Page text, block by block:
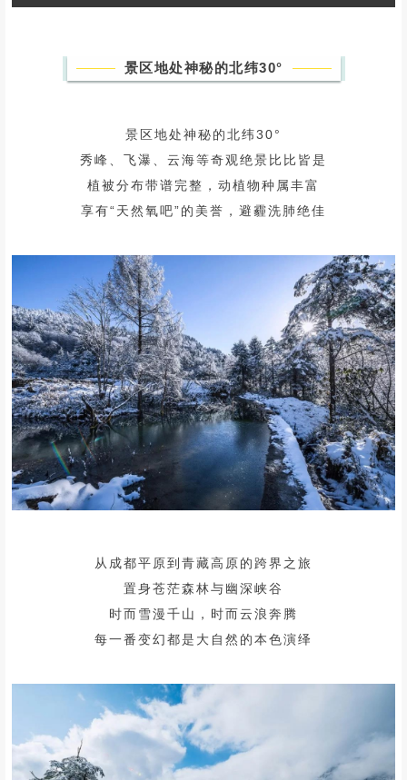
景区地处神秘的北纬30°
景区地处神秘的北纬30°
植被分布带谱完整，动植物种属丰富
享有“天然氧吧”的美誉，避霾洗肺绝佳